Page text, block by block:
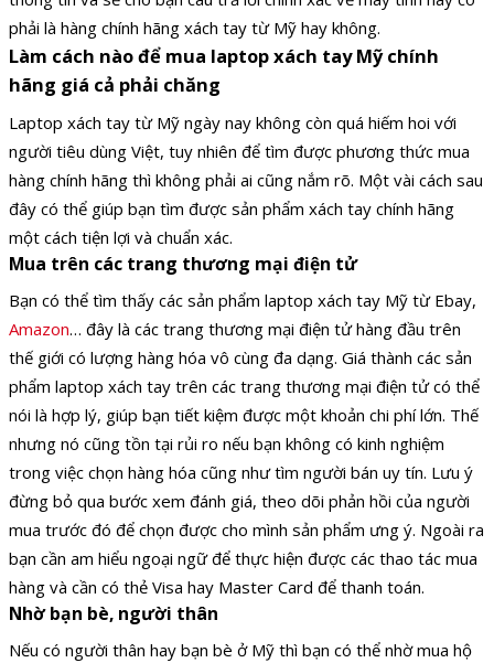
phải là hàng chính hãng xách tay từ Mỹ hay không.
Làm cách nào để mua laptop xách tay Mỹ chính
hãng giá cả phải chăng
Laptop xách tay từ Mỹ ngày nay không còn quá hiếm hoi với
người tiêu dùng Việt, tuy nhiên để tìm được phương thức mua
hàng chính hãng thì không phải ai cũng nắm rõ. Một vài cách sau
đây có thể giúp bạn tìm được sản phẩm xách tay chính hãng
một cách tiện lợi và chuẩn xác.
Mua trên các trang thương mại điện tử
Bạn có thể tìm thấy các sản phẩm laptop xách tay Mỹ từ Ebay,
Amazon… đây là các trang thương mại điện tử hàng đầu trên
thế giới có lượng hàng hóa vô cùng đa dạng. Giá thành các sản
phẩm laptop xách tay trên các trang thương mại điện tử có thể
nói là hợp lý, giúp bạn tiết kiệm được một khoản chi phí lớn. Thế
nhưng nó cũng tồn tại rủi ro nếu bạn không có kinh nghiệm
trong việc chọn hàng hóa cũng như tìm người bán uy tín. Lưu ý
đừng bỏ qua bước xem đánh giá, theo dõi phản hồi của người
mua trước đó để chọn được cho mình sản phẩm ưng ý. Ngoài ra
bạn cần am hiểu ngoại ngữ để thực hiện được các thao tác mua
hàng và cần có thẻ Visa hay Master Card để thanh toán.
Nhờ bạn bè, người thân
Nếu có người thân hay bạn bè ở Mỹ thì bạn có thể nhờ mua hộ